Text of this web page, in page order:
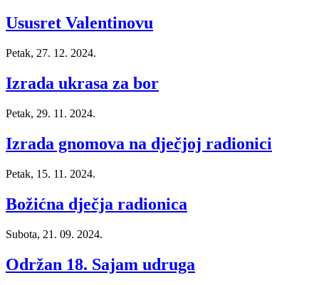
Ususret Valentinovu
Petak, 27. 12. 2024.
Izrada ukrasa za bor
Petak, 29. 11. 2024.
Izrada gnomova na dječjoj radionici
Petak, 15. 11. 2024.
Božićna dječja radionica
Subota, 21. 09. 2024.
Održan 18. Sajam udruga